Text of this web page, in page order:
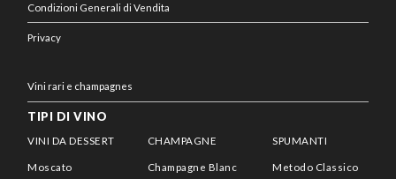
Condizioni Generali di Vendita
Privacy
Vini rari e champagnes
TIPI DI VINO
VINI DA DESSERT
Moscato
CHAMPAGNE
Champagne Blanc
SPUMANTI
Metodo Classico